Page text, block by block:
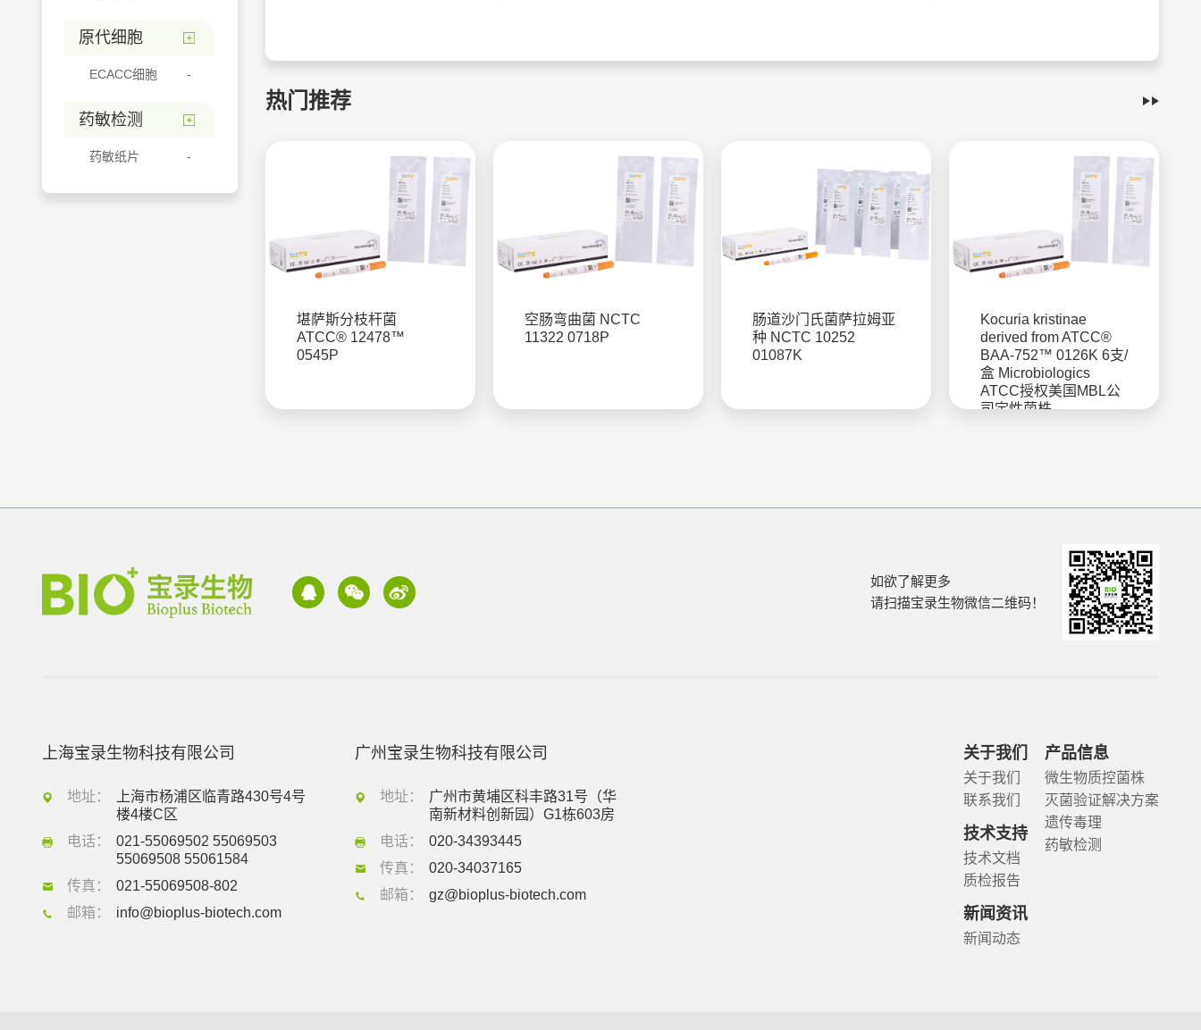
原代细胞
ECACC细胞
药敏检测
药敏纸片
热门推荐
堪萨斯分枝杆菌
ATCC® 12478™
0545P
空肠弯曲菌 NCTC
11322 0718P
肠道沙门氏菌萨拉姆亚
种 NCTC 10252
01087K
Kocuria kristinae
derived from ATCC®
BAA-752™ 0126K 6支/
盒 Microbiologics
ATCC授权美国MBL公
司定性菌株
如欲了解更多
请扫描宝录生物微信二维码！
上海宝录生物科技有限公司
地址：
上海市杨浦区临青路430号4号
楼4楼C区
电话：
021-55069502 55069503
55069508 55061584
传真：
021-55069508-802
邮箱：
info@bioplus-biotech.com
广州宝录生物科技有限公司
地址：
广州市黄埔区科丰路31号（华
南新材料创新园）G1栋603房
电话：
020-34393445
传真：
020-34037165
邮箱：
gz@bioplus-biotech.com
关于我们
关于我们
联系我们
技术支持
技术文档
质检报告
新闻资讯
新闻动态
产品信息
微生物质控菌株
灭菌验证解决方案
遗传毒理
药敏检测